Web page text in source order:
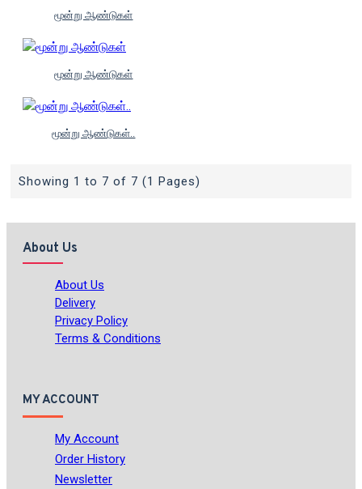
மூன்று ஆண்டுகள்
மூன்று ஆண்டுகள்
மூன்று ஆண்டுகள்..
Showing 1 to 7 of 7 (1 Pages)
About Us
About Us
Delivery
Privacy Policy
Terms & Conditions
MY ACCOUNT
My Account
Order History
Newsletter